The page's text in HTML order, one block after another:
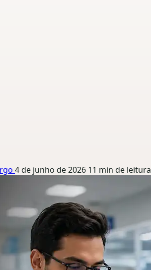
4 de junho de 2026 11 min de leitura